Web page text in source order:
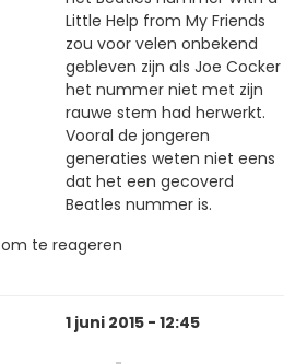
Little Help from My Friends
zou voor velen onbekend
gebleven zijn als Joe Cocker
het nummer niet met zijn
rauwe stem had herwerkt.
Vooral de jongeren
generaties weten niet eens
dat het een gecoverd
Beatles nummer is.
om te reageren
1 juni 2015 - 12:45